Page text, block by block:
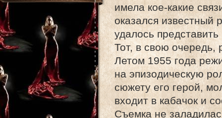
имела кое-какие
оказался известный
удалось
Тот, в свою очередь,
Летом 1955 года
на эпизодическую
сюжету его герой,
входит в кабачок и
Съемка не